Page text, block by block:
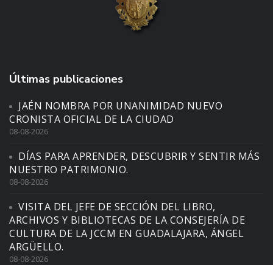
Últimas publicaciones
JAÉN NOMBRA POR UNANIMIDAD NUEVO
CRONISTA OFICIAL DE LA CIUDAD
08-08-2026
DÍAS PARA APRENDER, DESCUBRIR Y SENTIR MÁS
NUESTRO PATRIMONIO.
08-08-2026
VISITA DEL JEFE DE SECCIÓN DEL LIBRO,
ARCHIVOS Y BIBLIOTECAS DE LA CONSEJERÍA DE
CULTURA DE LA JCCM EN GUADALAJARA, ÁNGEL
ARGÜELLO.
08-08-2026